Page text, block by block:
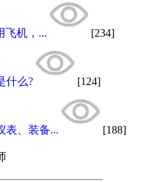
飞机，... [234]
什么? [124]
表、装备... [188]